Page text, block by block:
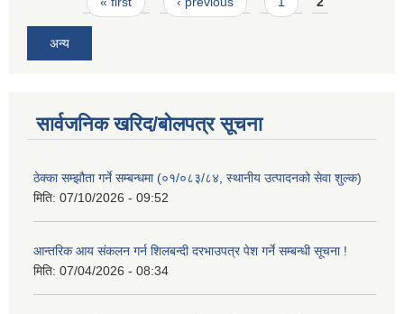
अन्य
सार्वजनिक खरिद/बोलपत्र सूचना
ठेक्का सम्झौता गर्ने सम्बन्धमा (०१/०८३/८४, स्थानीय उत्पादनको सेवा शुल्क)
मिति: 07/10/2026 - 09:52
आन्तरिक आय संकलन गर्न शिलबन्दी दरभाउपत्र पेश गर्ने सम्बन्धी सूचना !
मिति: 07/04/2026 - 08:34